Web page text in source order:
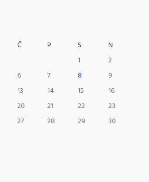
Č P S
N
1
2
6 7 8
9
13 14 15
16
20 21 22
23
27 28 29
30